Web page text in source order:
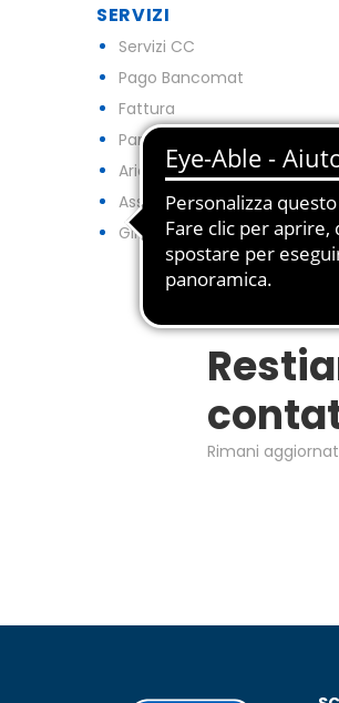
SERVIZI
Servizi CC
Pago Bancomat
Fattura
Parcheggio
Aria Condizionata
Assenza Barriere
GIFTCARD
Rimani